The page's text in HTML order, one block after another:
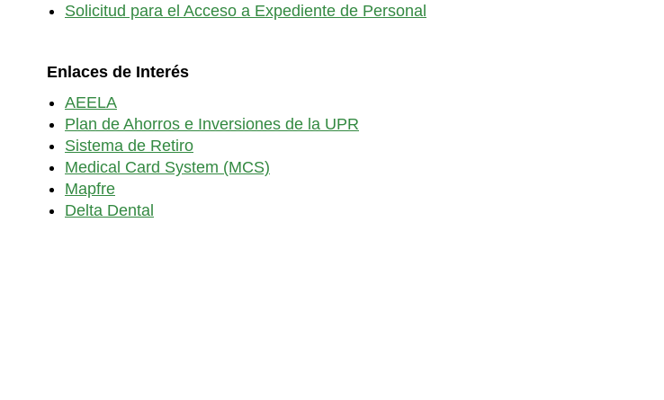
Solicitud para el Acceso a Expediente de Personal
Enlaces de Interés
AEELA
Plan de Ahorros e Inversiones de la UPR
Sistema de Retiro
Medical Card System (MCS)
Mapfre
Delta Dental